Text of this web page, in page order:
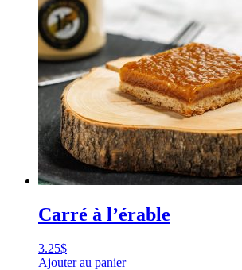
Carré à l’érable
3.25$
Ajouter au panier